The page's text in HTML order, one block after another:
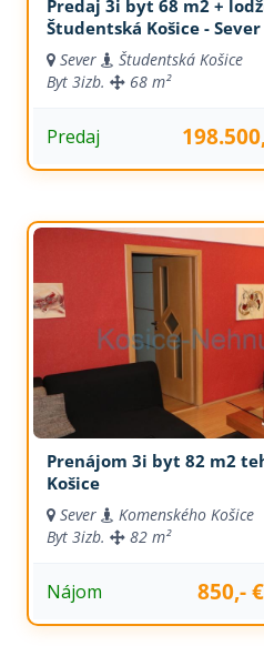
Predaj 3i byt 68 m2 +
Študentská Košice - Sever
Sever
Študentská Košice
Byt 3izb. 68 m²
Predaj
Prenájom 3i byt 82 m2
Košice
Sever
Komenského Košice
Byt 3izb. 82 m²
Nájom 850,- €